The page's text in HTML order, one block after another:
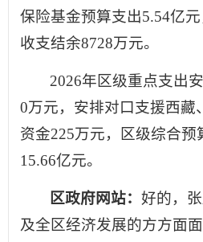
保险基金预算支出5.54亿
收支结余8728万元。
2026年区级重点支出
0万元，安排对口支援西藏
资金225万元，区级综合预
15.66亿元。
区政府网站：好的，
及全区经济发展的方方面